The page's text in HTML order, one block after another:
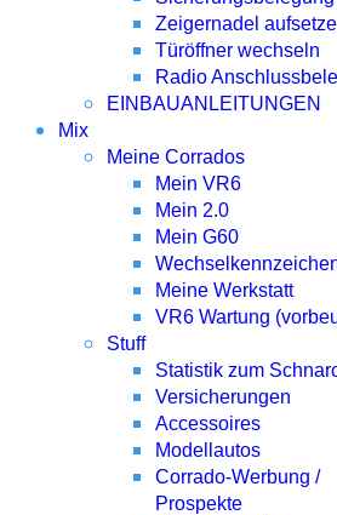
Zeigernadel
Türöffner wechseln
Radio
EINBAUANLEITUNGEN
Mix
Meine Corrados
Mein VR6
Mein 2.0
Mein G60
Meine Werkstatt
VR6 Wartung
Stuff
Statistik zum
Versicherungen
Accessoires
Modellautos
Corrado-Werbung /
Prospekte